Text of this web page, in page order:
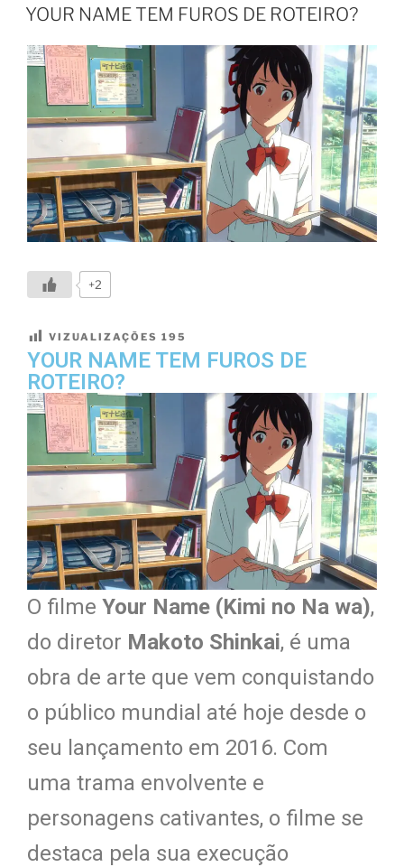
YOUR NAME TEM FUROS DE ROTEIRO?
+2
VIZUALIZAÇÕES 195
YOUR NAME TEM FUROS DE
ROTEIRO?
O filme Your Name (Kimi no Na wa),
do diretor Makoto Shinkai, é uma
obra de arte que vem conquistando
o público mundial até hoje desde o
seu lançamento em 2016. Com
uma trama envolvente e
personagens cativantes, o filme se
destaca pela sua execução